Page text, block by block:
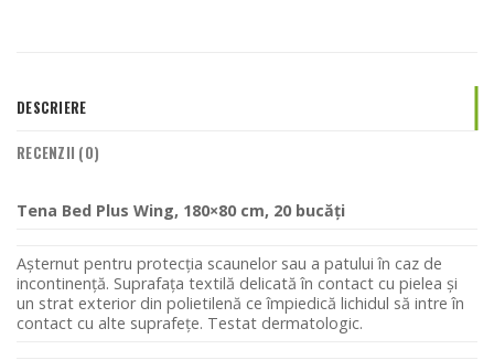
DESCRIERE
RECENZII (0)
Tena Bed Plus Wing, 180×80 cm, 20 bucăți
Așternut pentru protecția scaunelor sau a patului în caz de
incontinență. Suprafața textilă delicată în contact cu pielea și
un strat exterior din polietilenă ce împiedică lichidul să intre în
contact cu alte suprafețe. Testat dermatologic.